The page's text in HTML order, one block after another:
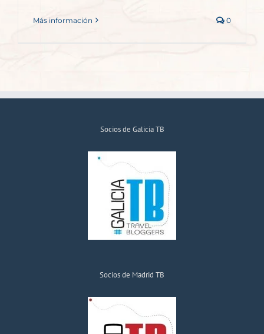
Más información 0
Socios de Galicia TB
Socios de Madrid TB